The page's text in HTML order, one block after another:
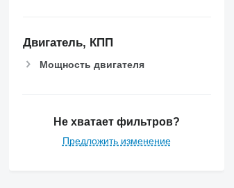
Двигатель, КПП
Мощность двигателя
Не хватает фильтров?
Предложить изменение